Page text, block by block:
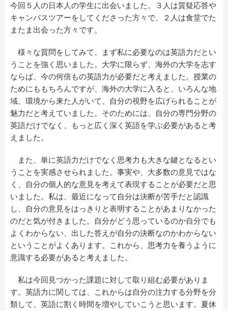
今回５人の日本人の学生に出会いました。３人は質疑応答や
キャンパスツアーをしてくださった方々で、２人は食堂でた
またま出会った方々です。
様々な質問をしてみて、まず私に必要なのは英語力だとい
うことを強く思いました。大学に限らず、海外の大学を志す
ならば、今の何倍もの英語力が必要だと考えました。授業の
ためにももちろんですが、海外の大学に入ると、いろんな地
域、環境から来た人がいて、自分の視野を広げられることが
魅力だと考えていました。そのためには、自分の専門分野の
英語だけでなく、もっと広く深く英語を学ぶ必要があると考
えました。
また、単に英語力だけでなく思考力も大きな鍵となるとい
うことを実感させられました。事実や、大多数の意見ではな
く、自分の個人的な意見を考えて表現することが必要だと思
いました。私は、最近になって自分は決断が苦手だと認識
し、自分の意見をはっきりと表明することがあまりなかった
のだと気が付きました。自分がどう思っているのか自分でも
よくわからない、出した答えが自分の決断なのかわからない
ということがよくあります。これから、思考力を養うように
意識する必要があると考えました。
私は今回見つかった課題に対して取り組む必要がありま
す。英語力に関しては、これからは自分の注力する分野を分
類して、英語に割く時間を増やしていこうと思います。夏休